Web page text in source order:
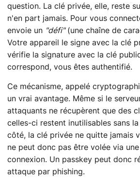
question. La clé privée, elle, reste
n'en part jamais. Pour vous
envoie un "défi"(une chaîne de
Votre appareil le signe avec la clé
vérifie la signature avec la clé
correspond, vous êtes authentifié.
Ce mécanisme, appelé
un vrai avantage. Même si le
attaquants ne récupèrent que des
celles-ci restent inutilisables sans
côté, la clé privée ne quitte jamais
ne peut donc pas être volée via
connexion. Un passkey peut donc
attaque par phishing.